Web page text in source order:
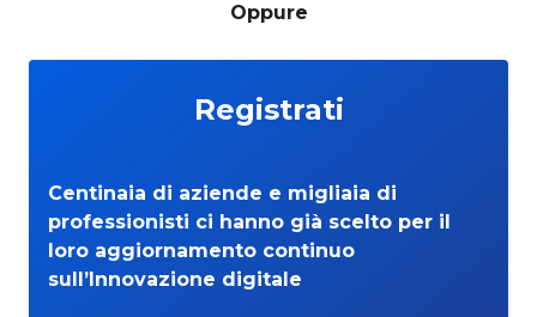
Oppure
Registrati
Centinaia di aziende e migliaia di
professionisti ci hanno già scelto per il
loro aggiornamento continuo
sull’Innovazione digitale